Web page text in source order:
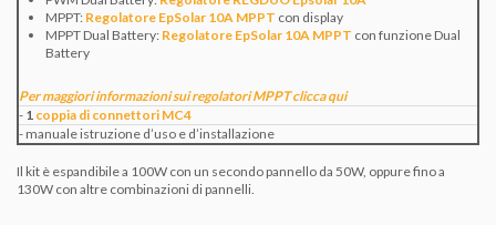
MPPT: Regolatore EpSolar 10A MPPT con display
MPPT Dual Battery: Regolatore EpSolar 10A MPPT con funzione Dual
Battery
Per maggiori informazioni sui regolatori MPPT clicca qui
- 1 coppia di connettori MC4
- manuale istruzione d’uso e d’installazione
Il kit è espandibile a 100W con un secondo pannello da 50W, oppure fino a
130W con altre combinazioni di pannelli.